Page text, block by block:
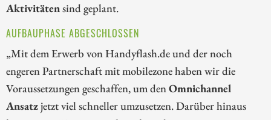
Aktivitätensind geplant.
AUFBAUPHASE ABGESCHLOSSEN
„Mit dem Erwerb von Handyflash.de und der noch
engeren Partnerschaft mit mobilezone haben wir die
Voraussetzungen geschaffen, um denOmnichannel
Ansatzjetzt viel schneller umzusetzen. Darüber hinaus